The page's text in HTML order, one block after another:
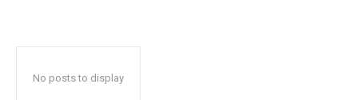
No posts to display